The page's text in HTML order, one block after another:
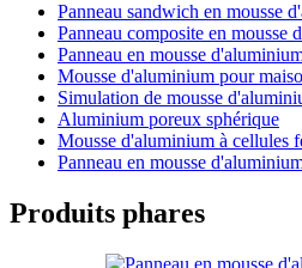
Panneau sandwich en mousse
Panneau composite en mousse
Panneau en mousse
Mousse d'aluminium pour
Simulation de mousse
Aluminium poreux sphérique
Mousse d'aluminium à cellules
Panneau en mousse
Produits phares